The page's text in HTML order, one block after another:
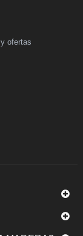
ofertas